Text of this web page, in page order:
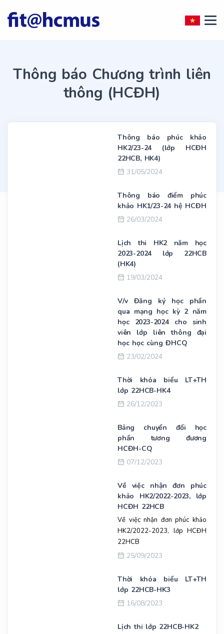
Thông báo Chương trình liên
thông (HCĐH)
Thông báo phúc khảo
HK2/23-24 (lớp HCĐH
22HCB, HK4)
31/05/2024
Thông báo điểm phúc
khảo HK1/23-24 hệ HCĐH
26/03/2024
Lịch thi HK2 năm học
2023-2024 lớp 22HCB
(HK4)
19/03/2024
V/v Đăng ký học phần
qua mạng học kỳ 2 năm
học 2023-2024 cho sinh
viên lớp liên thông đại
học học cùng ĐHCQ
23/02/2024
Thời khóa biểu LT+TH
lớp 22HCB-HK4
26/12/2023
Bảng chuyển đổi học
phần tương đương
HCĐH-CQ
07/12/2023
Về việc nhận đơn phúc
khảo HK2/2022-2023, lớp
HCĐH 22HCB
Về việc nhận đơn phúc khảo
HK2/2022-2023, lớp HCĐH
22HCB
25/09/2023
Thời khóa biểu LT+TH
lớp 22HCB-HK3
16/08/2023
Lịch thi lớp 22HCB-HK2